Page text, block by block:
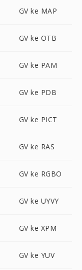
GV ke MAP
GV ke OTB
GV ke PAM
GV ke PDB
GV ke PICT
GV ke RAS
GV ke RGBO
GV ke UYVY
GV ke XPM
GV ke YUV